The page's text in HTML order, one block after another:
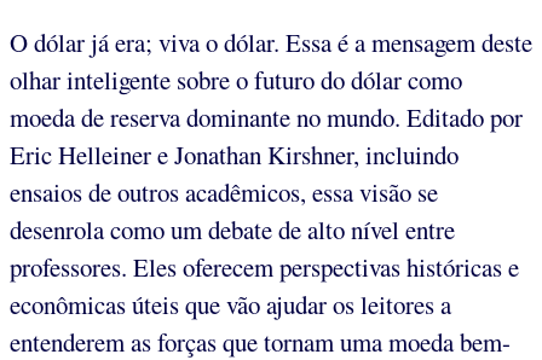
O dólar já era; viva o dólar. Essa é a mensagem deste
olhar inteligente sobre o futuro do dólar como
moeda de reserva dominante no mundo. Editado por
Eric Helleiner e Jonathan Kirshner, incluindo
ensaios de outros acadêmicos, essa visão se
desenrola como um debate de alto nível entre
professores. Eles oferecem perspectivas históricas e
econômicas úteis que vão ajudar os leitores a
entenderem as forças que tornam uma moeda bem-